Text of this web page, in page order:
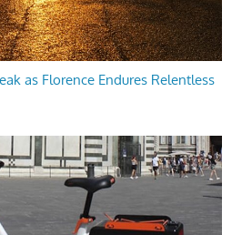
as Florence Endures Relentless